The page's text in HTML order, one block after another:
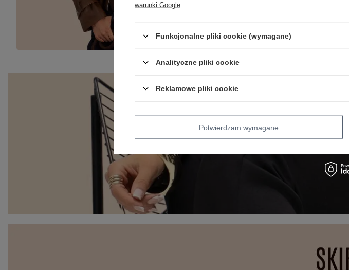
warunki Google
Funkcjonalne pliki cookie (wymagane)
Analityczne pliki cookie
Reklamowe pliki cookie
Potwierdzam wymagane